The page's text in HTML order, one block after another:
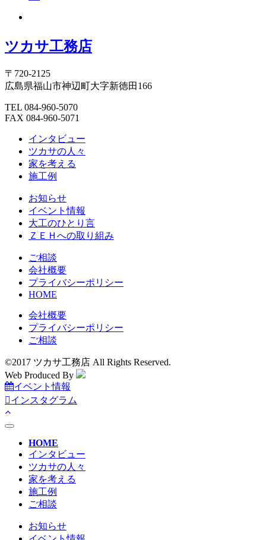
ツカサ工務店
〒720-2125
広島県福山市神辺町大字新徳田166
TEL 084-960-5070
FAX 084-960-5071
インタビュー
ツカサの人々
家を考える
施工例
お知らせ
イベント情報
大工のひとり言
ＺＥＨへの取り組み
ご相談
会社概要
プライバシーポリシー
HOME
会社概要
プライバシーポリシー
ご相談
©2017 ツカサ工務店 All Rights Reserved.
Web Produced By
イベント情報
インスタグラム
toggle
navigationHOME
インタビュー
ツカサの人々
家を考える
施工例
ご相談
お知らせ